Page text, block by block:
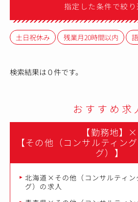
指定した条件で絞り
土日祝休み 残業月20時間以内
検索結果は０件です。
おすすめ求
【勤務地】
×
【その他（コンサルティン
グ）】
北海道×その他（コンサルティン
グ）の求人